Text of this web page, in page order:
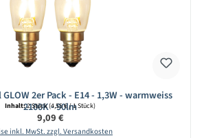
2er Pack - E14 - 1,3W - warmweiss
2100K - 90lm
Inhalt:2 Stück(4,55 € / 1 Stück)
Regulärer Preis:
9,09 €
inkl. MwSt. zzgl. Versandkosten